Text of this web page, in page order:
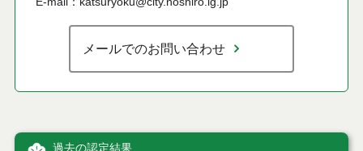
メールでのお問い合わせ
過去の認定結果